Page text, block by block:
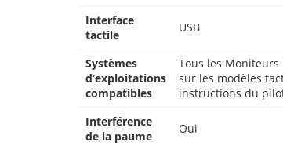
Interface
tactile
USB
Systèmes
d’exploitations
compatibles
Tous les Moniteurs
sur les modèles
instructions du
Interférence
de la paume
Oui